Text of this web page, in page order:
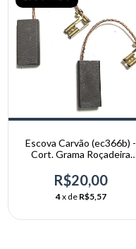
Escova Carvão (ec366b) -
Cort. Grama Roçadeira
R$20,00
4x de R$5,57